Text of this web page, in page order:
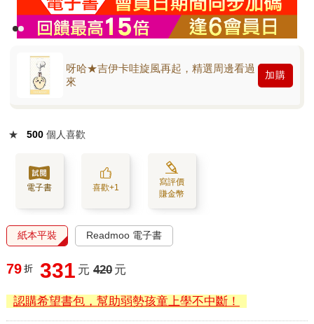
呀哈★吉伊卡哇旋風再起，精選周邊看過
來
加購
★ 500 個人喜歡
電子書 喜歡+1
寫評價
賺金幣
紙本平裝 Readmoo 電子書
79 折 331 元 420 元
認購希望書包，幫助弱勢孩童上學不中斷！